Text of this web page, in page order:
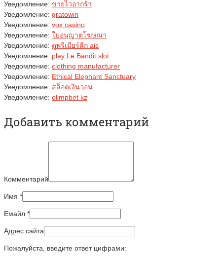
Уведомление: ขายไวอากร้า
Уведомление: gratowin
Уведомление: vox casino
Уведомление: ใบอนุญาตโฆษณา
Уведомление: ดูพรีเมียร์ลีก ais
Уведомление: play Le Bandit slot
Уведомление: clothing manufacturer
Уведомление: Ethical Elephant Sanctuary
Уведомление: สล็อตเงินวอน
Уведомление: olimpbet kz
Добавить комментарий
Комментарий
Имя *
Емайл *
Адрес сайта
Пожалуйста, введите ответ цифрами: